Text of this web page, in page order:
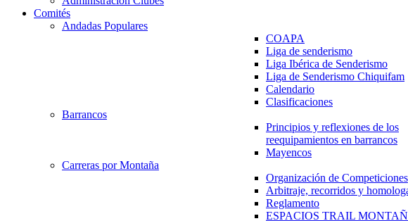
Comités
Andadas Populares
COAPA
Liga de senderismo
Liga Ibérica de Senderismo
Liga de Senderismo Chiquifam
Calendario
Clasificaciones
Barrancos
Principios y reflexiones de los
reequipamientos en barrancos
Mayencos
Carreras por Montaña
Organización de Competiciones
Arbitraje, recorridos y
Reglamento
ESPACIOS TRAIL